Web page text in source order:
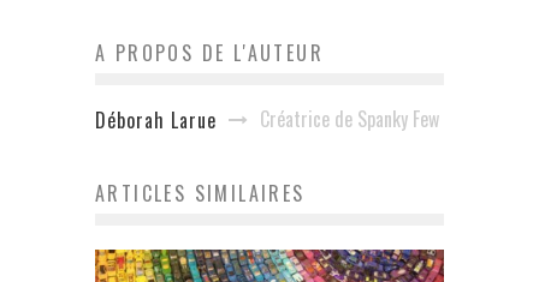
A PROPOS DE L'AUTEUR
Déborah Larue Créatrice de Spanky Few
ARTICLES SIMILAIRES